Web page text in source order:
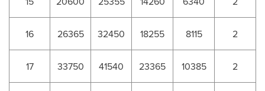
16 26365 32450 18255 8115 2
17 33750 41540 23365 10385 2